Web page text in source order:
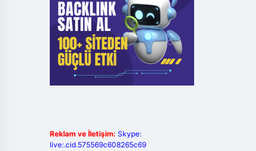
Reklam ve İletişim: Skype:
live:.cid.575569c608265c69